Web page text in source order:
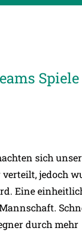
Spiele
sich
jedoch
Eine
durch mehr